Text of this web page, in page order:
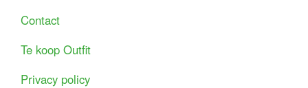
Contact
Te koop Outfit
Privacy policy